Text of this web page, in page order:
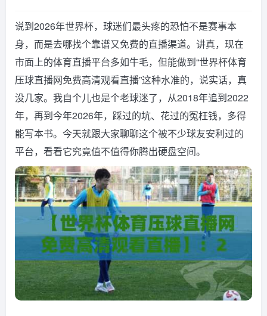
说到2026年世界杯，球迷们最头疼的恐怕不是赛事本
身，而是去哪找个靠谱又免费的直播渠道。讲真，现在
市面上的体育直播平台多如牛毛，但能做到“世界杯体育
压球直播网免费高清观看直播”这种水准的，说实话，真
没几家。我自个儿也是个老球迷了，从2018年追到2022
年，再到今年2026年，踩过的坑、花过的冤枉钱，多得
能写本书。今天就跟大家聊聊这个被不少球友安利过的
平台，看看它究竟值不值得你腾出硬盘空间。